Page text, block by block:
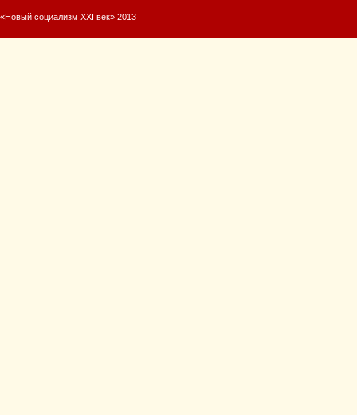
«Новый социализм XXI век» 2013